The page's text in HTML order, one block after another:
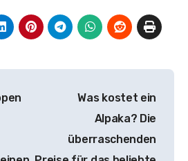
Was kostet ein
Alpaka? Die
überraschenden